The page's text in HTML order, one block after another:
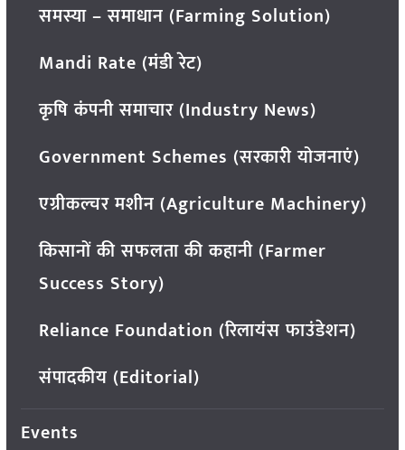
समस्या – समाधान (Farming Solution)
Mandi Rate (मंडी रेट)
कृषि कंपनी समाचार (Industry News)
Government Schemes (सरकारी योजनाएं)
एग्रीकल्चर मशीन (Agriculture Machinery)
किसानों की सफलता की कहानी (Farmer
Success Story)
Reliance Foundation (रिलायंस फाउंडेशन)
संपादकीय (Editorial)
Events